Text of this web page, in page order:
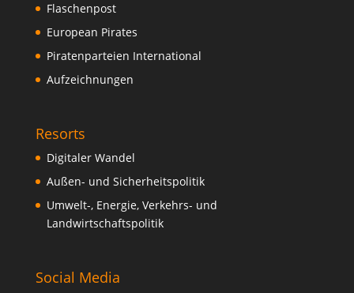
Flaschenpost
European Pirates
Piratenparteien International
Aufzeichnungen
Resorts
Digitaler Wandel
Außen- und Sicherheitspolitik
Umwelt-, Energie, Verkehrs- und
Landwirtschaftspolitik
Social Media